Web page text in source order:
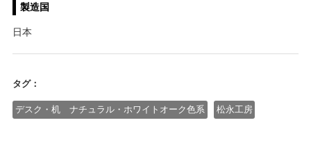
製造国
日本
タグ：
デスク・机 ナチュラル・ホワイトオーク色系 松永工房